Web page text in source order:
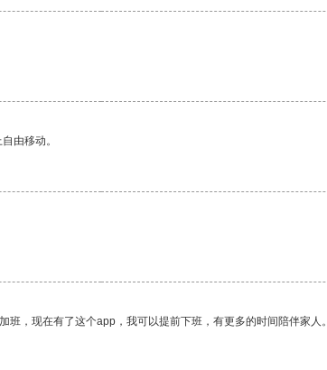
由移动。
，现在有了这个app，我可以提前下班，有更多的时间陪伴家人。